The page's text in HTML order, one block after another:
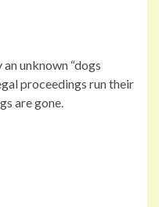
unknown “dogs
proceedings run their
are gone.